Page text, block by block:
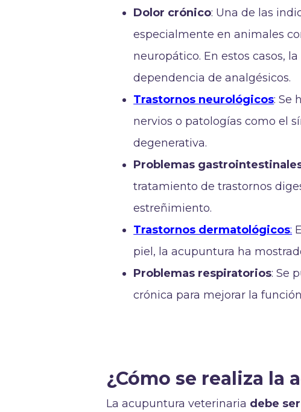
Dolor crónico: Una de las
especialmente en animales
neuropático. En estos casos,
dependencia de analgésicos.
Trastornos neurológicos: Se
nervios o patologías como el
degenerativa.
Problemas
tratamiento de trastornos
estreñimiento.
Trastornos dermatológicos:
piel, la acupuntura ha
Problemas respiratorios: Se
crónica para mejorar la
¿Cómo se realiza la
La acupuntura veterinaria debe